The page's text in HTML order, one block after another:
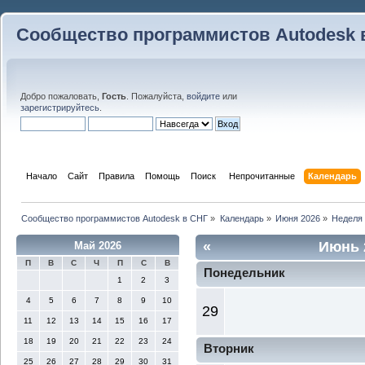
Сообщество программистов Autodesk
Добро пожаловать, Гость . Пожалуйста, войдите или
зарегистрируйтесь
Начало Сайт Правила Помощь Поиск Непрочитанные Календарь
Сообщество программистов Autodesk в СНГ » Календарь» Июня 2026» Неделя
Май 2026
П В С Ч П С
В
1
2 3
4 5 6 7 8 9 10
11 12 13 14 15 16 17
18 19 20 21 22 23 24
25 26 27 28 29 30 31
« Июнь
Понедельник
29
Вторник